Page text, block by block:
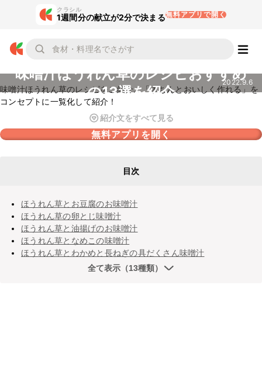
クラシル
1週間分の献立が2分で決まる無料アプリで開く
味噌汁ほうれん草のレシピおすすめ
の13選を紹介
2022.9.6
味噌汁ほうれん草のレシピをご紹介。「きちんとおいしく作れる」を
コンセプトに一覧化して紹介！
紹介文をすべて見る
無料アプリを開く
目次
ほうれん草とお豆腐のお味噌汁
ほうれん草の卵とじ味噌汁
ほうれん草と油揚げのお味噌汁
ほうれん草となめこの味噌汁
ほうれん草とわかめと長ねぎの具だくさん味噌汁
全て表示（13種類）